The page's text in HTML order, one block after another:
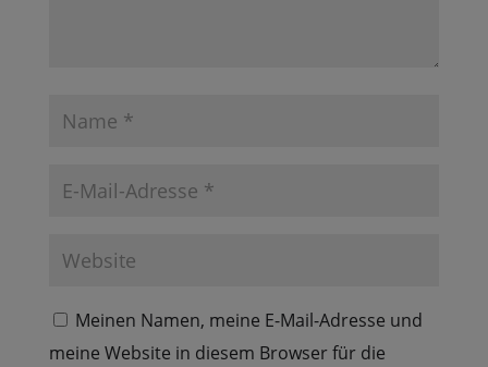
Meinen Namen, meine E-Mail-Adresse und
meine Website in diesem Browser für die